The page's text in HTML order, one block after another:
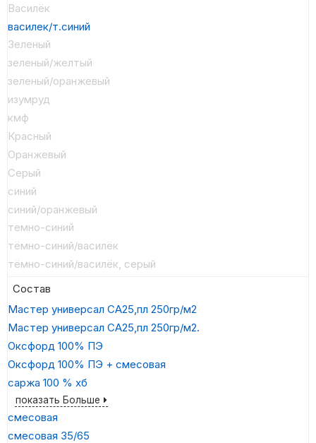
Василёк
василек/т.синий
Зеленый
зеленый/желтый
зеленый/оранжевый
изумруд
кмф
Красный
Оранжевый
Серый
синий
синий/оранжевый
темно-синий
тёмно-синий/василёк
тёмно-синий/василёк, серый
Состав
Мастер универсал СА25,пл 250гр/м2
Мастер универсал СА25,пл 250гр/м2.
Оксфорд 100% ПЭ
Оксфорд 100% ПЭ + смесовая
саржа 100 % хб
показать Больше
смесовая
смесовая 35/65